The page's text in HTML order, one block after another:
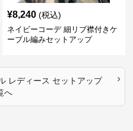
¥8,240 (税込)
ネイビーコーデ 細リブ襟付きケ
ーブル編みセットアップ
レディース セットアップ
へ
›